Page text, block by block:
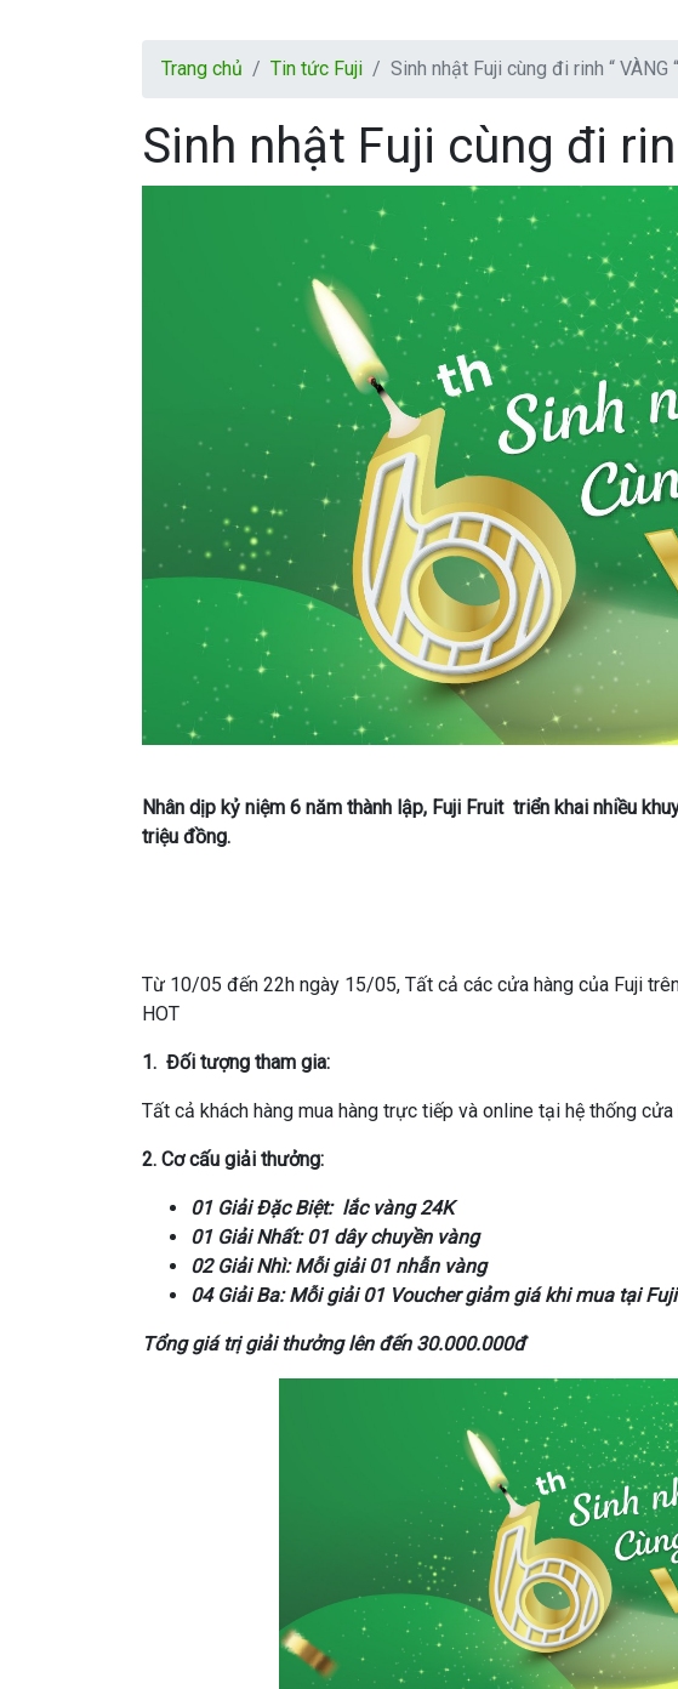
Trang chủ Tin tức Fuji Sinh nhật Fuji cùng đi rinh “ VÀNG “
Sinh nhật Fuji cùng đi
Nhân dịp kỷ niệm 6 năm thành lập, Fuji Fruit triển khai nhiều
triệu đồng.
Từ 10/05 đến 22h ngày 15/05, Tất cả các cửa hàng của Fuji
HOT
1. Đối tượng tham gia:
Tất cả khách hàng mua hàng trực tiếp và online tại hệ thống
2. Cơ cấu giải thưởng:
01 Giải Đặc Biệt: lắc vàng 24K
01 Giải Nhất: 01 dây chuyền vàng
02Giải Nhì: Mỗi giải 01 nhẫn vàng
04 Giải Ba: Mỗi giải 01 Voucher giảm giá khi mua tại
Tổng giá trị giải thưởng lên đến 30.000.000đ